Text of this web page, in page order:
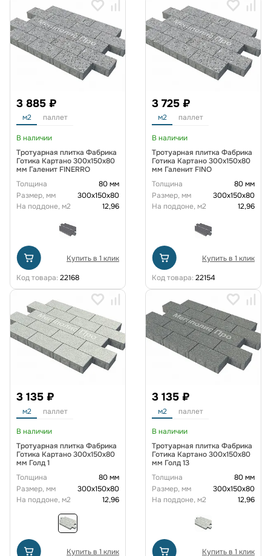
3 885 ₽
м2 паллет
В наличии
Тротуарная плитка Фабрика
Готика Картано 300х150х80
мм Галенит FINERRO
Толщина
80 мм
Размер, мм
300х150х80
На поддоне, м2
12,96
Купить в 1 клик
Код товара: 22168
3 725 ₽
м2 паллет
В наличии
Тротуарная плитка Фабрика
Готика Картано 300х150х80
мм Галенит FINO
Толщина
80 мм
Размер, мм
300х150х80
На поддоне, м2
12,96
Купить в 1 клик
Код товара: 22154
3 135 ₽
м2 паллет
В наличии
Тротуарная плитка Фабрика
Готика Картано 300х150х80
мм Голд 1
Толщина
80 мм
Размер, мм
300х150х80
На поддоне, м2
12,96
Купить в 1 клик
3 135 ₽
м2 паллет
В наличии
Тротуарная плитка Фабрика
Готика Картано 300х150х80
мм Голд 13
Толщина
80 мм
Размер, мм
300х150х80
На поддоне, м2
12,96
Купить в 1 клик